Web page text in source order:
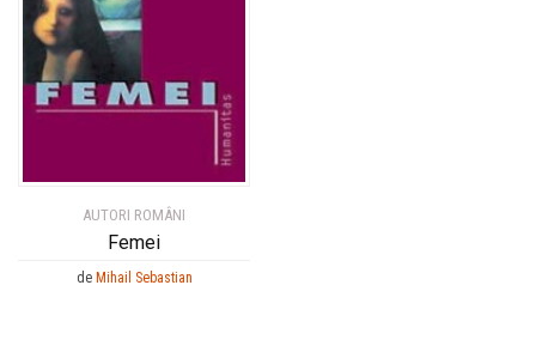
AUTORI ROMÂNI
Femei
de Mihail Sebastian